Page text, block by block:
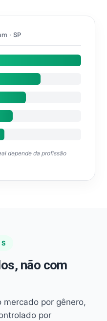
· SP
depende da profissão
não com
mercado por gênero,
por